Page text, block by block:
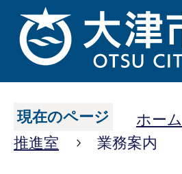
現在のページ ホーム
推進室
業務案内